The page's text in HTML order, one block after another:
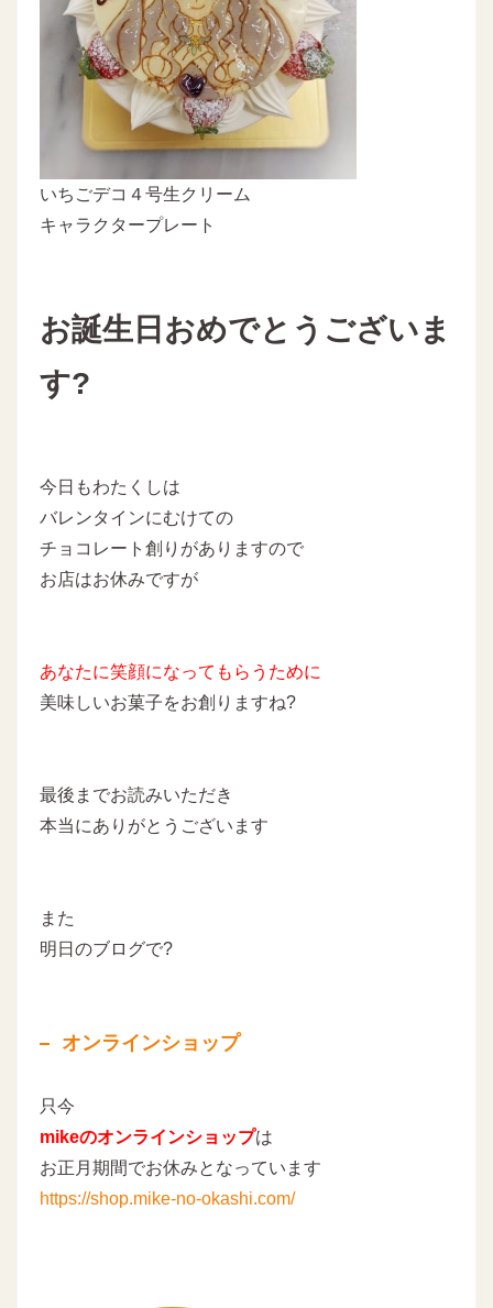
いちごデコ４号生クリーム
キャラクタープレート
お誕生日おめでとうございま
す?
今日もわたくしは
バレンタインにむけての
チョコレート創りがありますので
お店はお休みですが
あなたに笑顔になってもらうために
美味しいお菓子をお創りますね?
最後までお読みいただき
本当にありがとうございます
また
明日のブログで?
オンラインショップ
只今
mikeのオンラインショップは
お正月期間でお休みとなっています
https://shop.mike-no-okashi.com/